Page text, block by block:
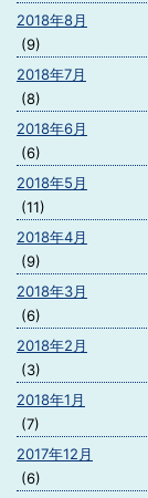
2018年8月
(9)
2018年7月
(8)
2018年6月
(6)
2018年5月
(11)
2018年4月
(9)
2018年3月
(6)
2018年2月
(3)
2018年1月
(7)
2017年12月
(6)